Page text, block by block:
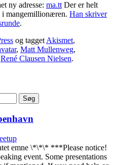
ny adresse: ma.tt Der er helt
mangemillionæren. Han skriver
.
og tagget Akismet,
, Matt Mullenweg,
René Clausen Nielsen.
emne \*\*\* ***Please notice!
event. Some presentations